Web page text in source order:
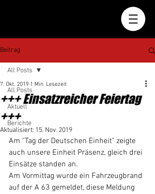
Beitrag
All Posts
Aktuell
Berichte
All Posts
+++ Einsatzreicher Feiertag
+++
7. Okt. 2019 1 Min. Lesezeit
Aktualisiert: 15. Nov. 2019
Am "Tag der Deutschen Einheit" zeigte
auch unsere Einheit Präsenz, gleich drei
Einsätze standen an.
Am Vormittag wurde ein Fahrzeugbrand
auf der A 63 gemeldet, diese Meldung